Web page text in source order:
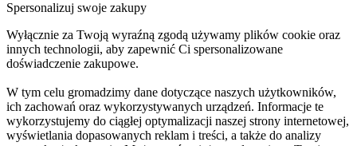
Spersonalizuj swoje zakupy
Wyłącznie za Twoją wyraźną zgodą używamy plików cookie oraz
innych technologii, aby zapewnić Ci spersonalizowane
doświadczenie zakupowe.
W tym celu gromadzimy dane dotyczące naszych użytkowników,
ich zachowań oraz wykorzystywanych urządzeń. Informacje te
wykorzystujemy do ciągłej optymalizacji naszej strony internetowej,
wyświetlania dopasowanych reklam i treści, a także do analizy